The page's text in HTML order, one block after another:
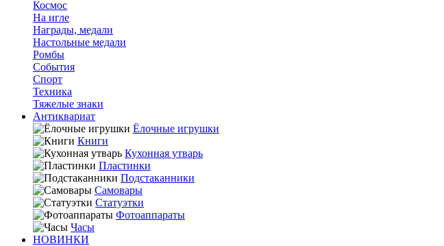
Космос
На игле
Награды, медали
Настольные медали
Ромбы
События
Спорт
Техника
Тяжелые знаки
Антиквариат
Ёлочные игрушки
Книги
Кухонная утварь
Пластинки
Подстаканники
Самовары
Статуэтки
Фотоаппараты
Часы
НОВИНКИ